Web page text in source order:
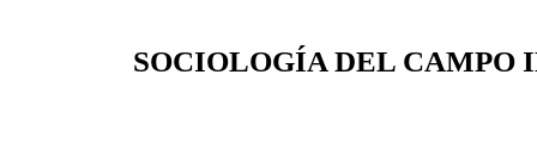
SOCIOLOGÍA DEL CAMPO